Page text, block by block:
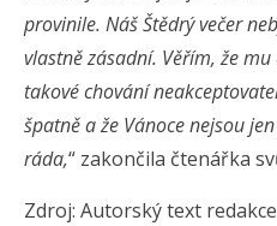
provinile. Náš Štědrý večer
vlastně zásadní. Věřím, že
takové chování
špatně a že Vánoce nejsou
ráda,“ zakončila čtenářka
Zdroj: Autorský text